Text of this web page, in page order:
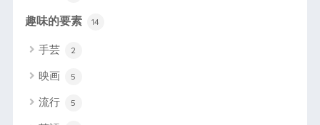
趣味的要素 14
手芸 2
映画 5
流行 5